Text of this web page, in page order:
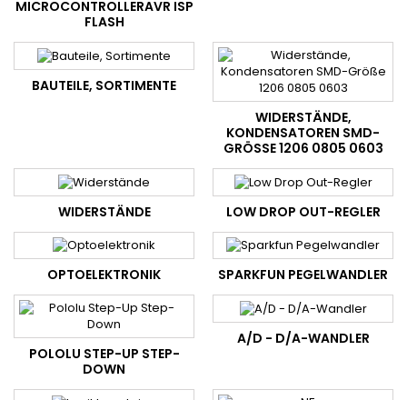
MICROCONTROLLERAVR ISP
FLASH
BAUTEILE, SORTIMENTE
WIDERSTÄNDE,
KONDENSATOREN SMD-
GRÖSSE 1206 0805 0603
WIDERSTÄNDE LOW DROP OUT-REGLER
OPTOELEKTRONIK SPARKFUN PEGELWANDLER
POLOLU STEP-UP STEP-
DOWN
A/D - D/A-WANDLER